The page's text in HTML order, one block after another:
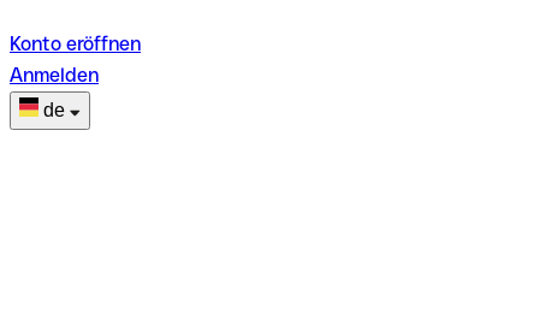
Konto eröffnen
Anmelden
de